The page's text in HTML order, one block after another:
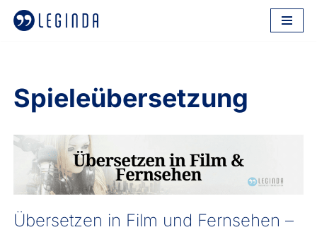
Spieleübersetzung
Übersetzen in Film und Fernsehen –